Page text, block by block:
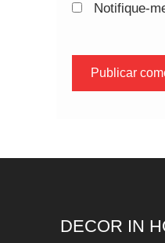
Notifique-
DECOR IN